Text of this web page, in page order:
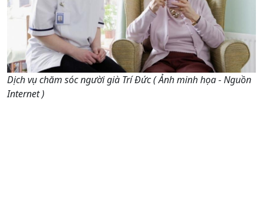
Dịch vụ chăm sóc người già Trí Đức ( Ảnh minh họa - Nguồn
Internet )